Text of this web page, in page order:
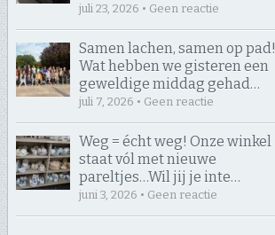
juli 23, 2026 • Geen reactie
Samen lachen, samen op pad! ​
Wat hebben we gisteren een
geweldige middag gehad…
juli 7, 2026 • Geen reactie
Weg = écht weg! Onze winkel
staat vól met nieuwe
pareltjes… ​Wil jij je inte…
juni 3, 2026 • Geen reactie